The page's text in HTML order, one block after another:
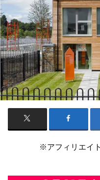
※アフィリエイ